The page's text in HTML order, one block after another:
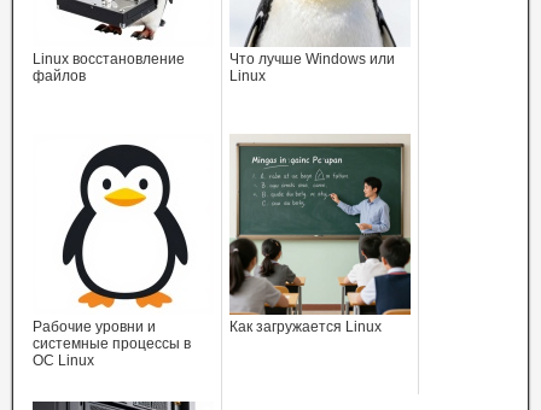
Linux восстановление
файлов
Что лучше Windows или
Linux
Рабочие уровни и
системные процессы в
ОС Linux
Как загружается Linux